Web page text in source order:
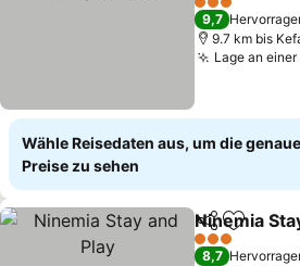
3 Sterne
9,7
9.7 km bis
Lage an
Wähle Reisedaten aus, um die
Preise zu sehen
TeilenZu
Ninemia
3 Sterne
8,7